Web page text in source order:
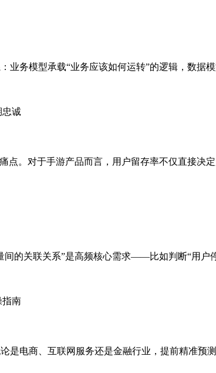
务模型承载“业务应该如何运转”的逻辑，数据
点。对于手游产品而言，用户留存率不仅直接
间的关联关系”是高频核心需求——比如判断“用
是电商、互联网服务还是金融行业，提前精准预